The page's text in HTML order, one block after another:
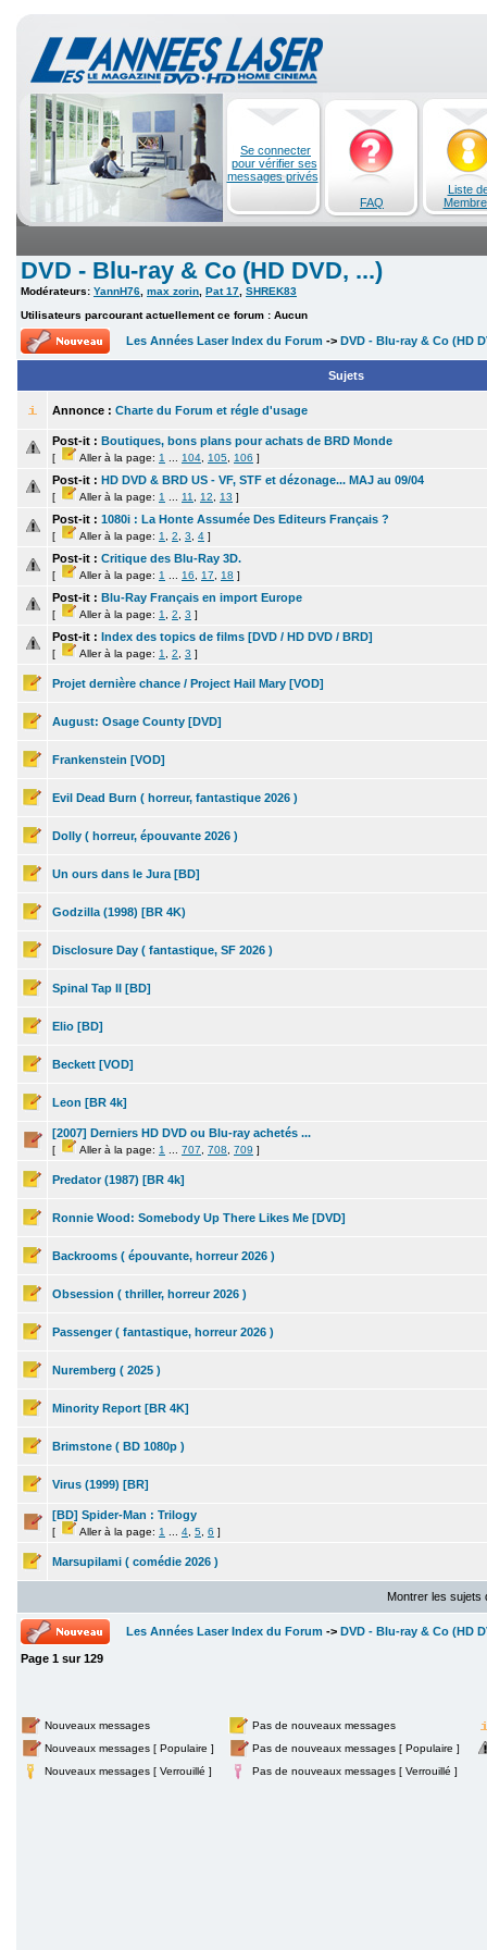
Se connecter
pour vérifier ses
messages privés
FAQ
Liste
DVD - Blu-ray & Co (HD DVD, ...)
Modérateurs: YannH76 max zorin Pat 17 SHREK83
Utilisateurs parcourant actuellement ce forum : Aucun
Les Années Laser Index du Forum -> DVD - Blu-ray & Co (HD
Sujets
Annonce : Charte du Forum et régle d'usage
Post-it : Boutiques, bons plans pour achats de BRD Monde
[ Aller à la page: 1 104 105 106 ]
Post-it : HD DVD & BRD US - VF, STF et dézonage... MAJ au 09/04
[ Aller à la page: 1 11 12 13 ]
Post-it : 1080i : La Honte Assumée Des Editeurs Français ?
[ Aller à la page: 1 2 3 4 ]
Post-it : Critique des Blu-Ray 3D.
[ Aller à la page: 1 16 17 18 ]
Post-it : Blu-Ray Français en import Europe
[ Aller à la page: 1 2 3 ]
Post-it : Index des topics de films [DVD / HD DVD / BRD]
[ Aller à la page: 1 2 3 ]
Projet dernière chance / Project Hail Mary [VOD]
August: Osage County [DVD]
Frankenstein [VOD]
Evil Dead Burn ( horreur, fantastique 2026 )
Dolly ( horreur, épouvante 2026 )
Un ours dans le Jura [BD]
Godzilla (1998) [BR 4K)
Disclosure Day ( fantastique, SF 2026 )
Spinal Tap II [BD]
Elio [BD]
Beckett [VOD]
Leon [BR 4k]
[2007] Derniers HD DVD ou Blu-ray achetés ...
[ Aller à la page: 1 707 708 709 ]
Predator (1987) [BR 4k]
Ronnie Wood: Somebody Up There Likes Me [DVD]
Backrooms ( épouvante, horreur 2026 )
Obsession ( thriller, horreur 2026 )
Passenger ( fantastique, horreur 2026 )
Nuremberg ( 2025 )
Minority Report [BR 4K]
Brimstone ( BD 1080p )
Virus (1999) [BR]
[BD] Spider-Man : Trilogy
[ Aller à la page: 1 4 5 6 ]
Marsupilami ( comédie 2026 )
Montrer les sujets
Les Années Laser Index du Forum -> DVD - Blu-ray & Co (HD
Page 1 sur129
Nouveaux messages
Pas de nouveaux messages
Nouveaux messages [ Populaire ]
Pas de nouveaux messages [ Populaire ]
Nouveaux messages [ Verrouillé ]
Pas de nouveaux messages [ Verrouillé ]